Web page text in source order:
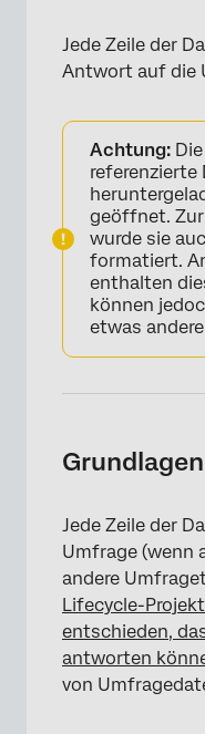
Jede Zeile der
Antwort auf die
Achtung:
referenzierte
geöffnet.
wurde sie
formatiert.
enthalten
können
etwas
Jede Zeile der
Umfrage (wenn
andere
Lifecycle-
entschieden,
antworten
von